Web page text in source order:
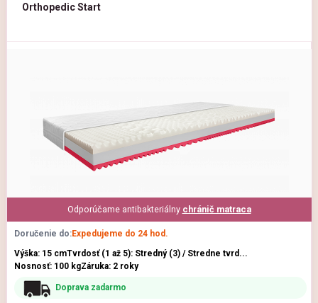
Orthopedic Start
Odporúčame antibakteriálny chránič matraca
Doručenie do:Expedujeme do 24 hod.
Výška: 15 cmTvrdosť (1 až 5): Stredný (3) / Stredne tvrd...
Nosnosť: 100 kgZáruka: 2 roky
Doprava zadarmo